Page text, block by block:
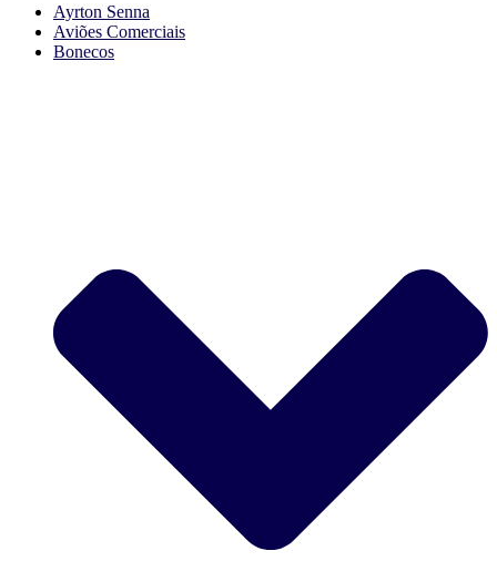
Ayrton Senna
Aviões Comerciais
Bonecos